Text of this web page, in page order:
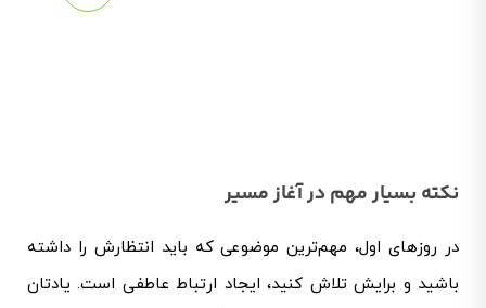
نکته بسیار مهم در آغاز مسیر
در روزهای اول، مهم‌ترین موضوعی که باید انتظارش را داشته
باشید و برایش تلاش کنید، ایجاد ارتباط عاطفی است. یادتان